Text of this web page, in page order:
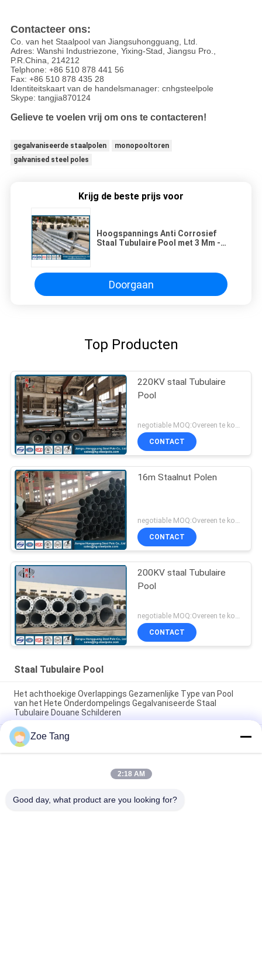
Contacteer ons:
Co. van het Staalpool van Jiangsuhongguang, Ltd.
Adres: Wanshi Industriezone, Yixing-Stad, Jiangsu Pro.,
P.R.China, 214212
Telphone: +86 510 878 441 56
Fax: +86 510 878 435 28
Identiteitskaart van de handelsmanager: cnhgsteelpole
Skype: tangjia870124
Gelieve te voelen vrij om ons te contacteren!
gegalvaniseerde staalpolen
monopooltoren
galvanised steel poles
Krijg de beste prijs voor
Hoogspannings Anti Corrosief
Staal Tubulaire Pool met 3 Mm -
Doorgaan
Top Producten
220KV staal Tubulaire
Pool
negotiable MOQ:Overeen te komen
CONTACT
16m Staalnut Polen
CONTACT
200KV staal Tubulaire
Pool
CONTACT
Staal Tubulaire Pool
Het achthoekige Overlappings Gezamenlijke Type van Pool
van het Hete Onderdompelings Gegalvaniseerde Staal
Tubulaire Douane Schilderen
De hete Superieure Hop Onderdompeling Gegalvaniseerde
Polen van het Broodjesstaal/Tubulaire Staaltoren
Van het de Torenstaal van de hete Onderdompelings de
Gegalvaniseerde Macht Verbinding van Pool Tubulaire met
Zoe Tang
2:18 AM
Good day, what product are you looking for?